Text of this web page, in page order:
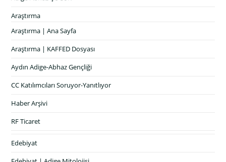
Araştırma
Araştırma | Ana Sayfa
Araştırma | KAFFED Dosyası
Aydın Adige-Abhaz Gençliği
CC Katılımcıları Soruyor-Yanıtlıyor
Haber Arşivi
RF Ticaret
Edebiyat